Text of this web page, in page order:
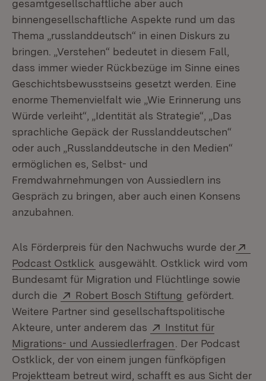
gesamtgesellschaftliche aber auch
binnengesellschaftliche Aspekte rund um das
Thema „russlanddeutsch“ in einen Diskurs zu
bringen. „Verstehen“ bedeutet in diesem Fall,
dass immer wieder Rückbezüge im Sinne eines
Geschichtsbewusstseins gesetzt werden. Eine
enorme Themenvielfalt wie „Wie Erinnerung uns
Würde verleiht“, „Identität als Strategie“, „Das
sprachliche Gepäck der Russlanddeutschen“
oder auch „Russlanddeutsche in den Medien“
ermöglichen es, Selbst- und
Fremdwahrnehmungen von Aussiedlern ins
Gespräch zu bringen, aber auch einen Konsens
anzubahnen.
Als Förderpreis für den Nachwuchs wurde der
Podcast Ostklick (Öffnet in neuem Fenster)
ausgewählt. Ostklick wird vom
Bundesamt für Migration und Flüchtlinge sowie
durch die
Extern:
Robert Bosch Stiftung (Öffnet in
gefördert.
Weitere Partner sind gesellschaftspolitische
Akteure, unter anderem das
Extern:
Institut für
Migrations- und Aussiedlerfragen (Öffnet in neuem
. Der Podcast
Ostklick, der von einem jungen fünfköpfigen
Projektteam betreut wird, schafft es aus Sicht der